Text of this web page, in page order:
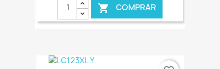
 COMPRAR
€ ONLINE